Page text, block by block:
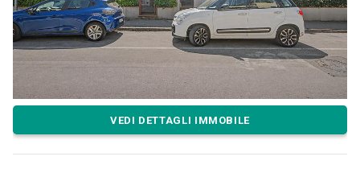
VEDI DETTAGLI IMMOBILE